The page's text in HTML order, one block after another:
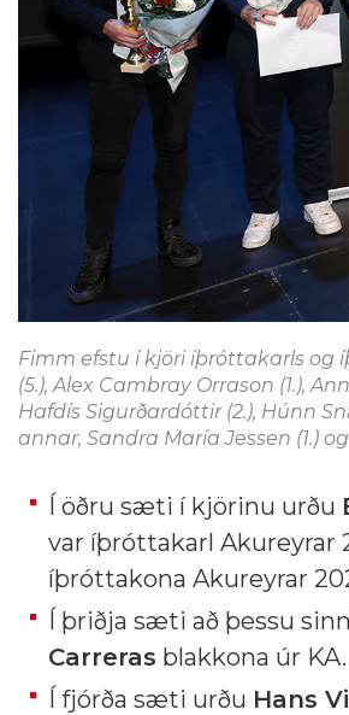
Fimm efstu í kjöri íþróttakarls og
(5.), Alex Cambray Orrason (1.),
Hafdís Sigurðardóttir (2.), Húnn
annar, Sandra María Jessen (1.)
Í öðru sæti í kjörinu urðu
var íþróttakarl Akureyrar
íþróttakona Akureyrar
Í þriðja sæti að þessu
Carreras blakkona úr KA.
Í fjórða sæti urðu Hans